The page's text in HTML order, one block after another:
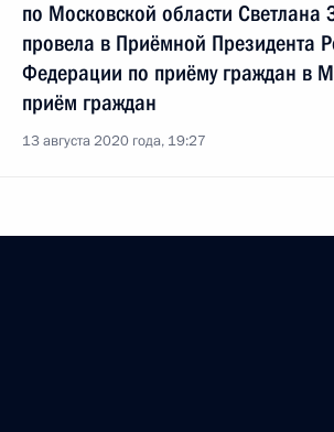
по Московской области Светлана
провела в Приёмной Президента
Федерации по приёму граждан в
приём граждан
13 августа 2020 года, 19:27